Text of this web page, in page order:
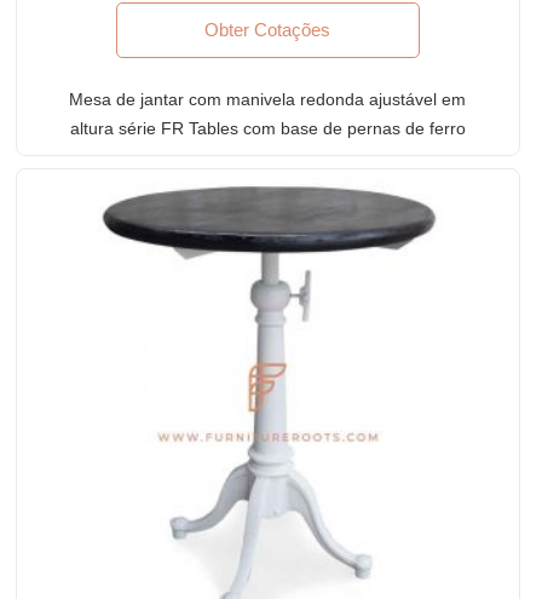
Obter Cotações
Mesa de jantar com manivela redonda ajustável em
altura série FR Tables com base de pernas de ferro